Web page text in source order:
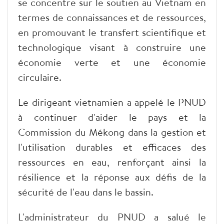
termes de connaissances et de ressources,
en promouvant le transfert scientifique et
technologique visant à construire une
économie verte et une économie
circulaire.
Le dirigeant vietnamien a appelé le PNUD
à continuer d'aider le pays et la
Commission du Mékong dans la gestion et
l'utilisation durables et efficaces des
ressources en eau, renforçant ainsi la
résilience et la réponse aux défis de la
sécurité de l'eau dans le bassin.
L'administrateur du PNUD a salué le